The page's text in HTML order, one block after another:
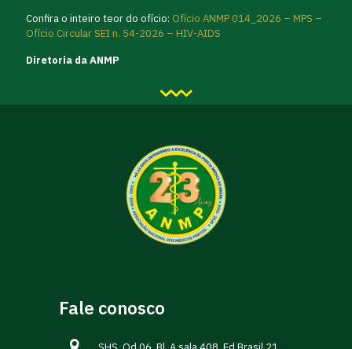
Confira o inteiro teor do ofício: Ofício ANMP 014_2026 – MPS –
Ofício Circular SEI n. 54-2026 – HIV-AIDS
Diretoria da ANMP
Fale conosco